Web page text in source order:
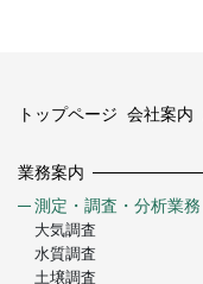
トップページ 会社案内
業務案内
測定・調査・分析業務
大気調査
水質調査
土壌調査